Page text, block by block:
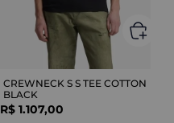
CREWNECK S S TEE COTTON
BLACK
R$ 1.107,00